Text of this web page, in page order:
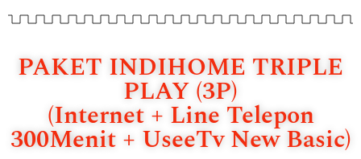
PAKET INDIHOME TRIPLE
PLAY (3P)
(Internet + Line Telepon
300Menit + UseeTv New Basic)